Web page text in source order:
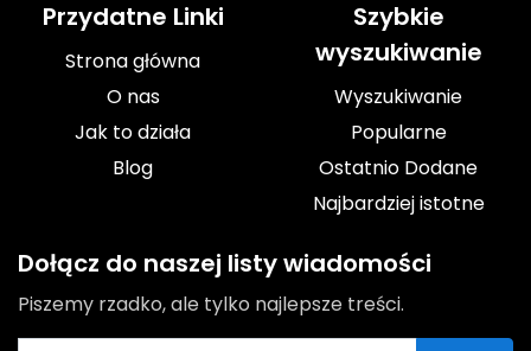
Przydatne Linki
Strona główna
O nas
Jak to działa
Blog
Szybkie
wyszukiwanie
Wyszukiwanie
Popularne
Ostatnio Dodane
Najbardziej istotne
Dołącz do naszej listy wiadomości
Piszemy rzadko, ale tylko najlepsze treści.